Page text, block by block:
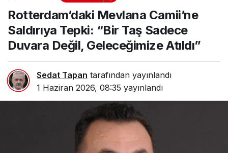
“Bir Taş Sadece Duvara
Değil, Geleceğimize
Atıldı”
Rotterdam’daki Mevlana Camii’ne
Saldırıya Tepki: “Bir Taş Sadece
Duvara Değil, Geleceğimize Atıldı”
Sedat Tapan tarafından yayınlandı
1 Haziran 2026, 08:35 yayınlandı